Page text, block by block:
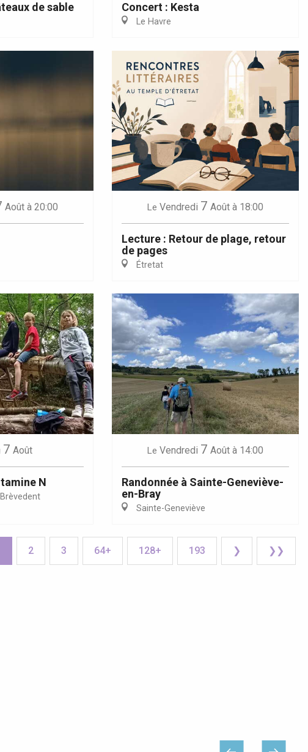
de sable Concert : Kesta
Le Havre
Août à 20:00 Le Vendredi 7 Août à 18:00
Lecture : Retour de plage, retour
de pages
Étretat
7 Août
N
Le Vendredi 7 Août à 14:00
Randonnée à Sainte-Geneviève-
en-Bray
Sainte-Geneviève
2 3 64+ 128+ 193 ❯ ❯❯